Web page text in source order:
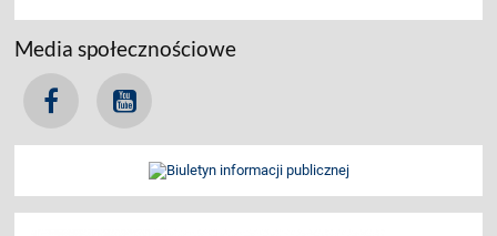
Media społecznościowe